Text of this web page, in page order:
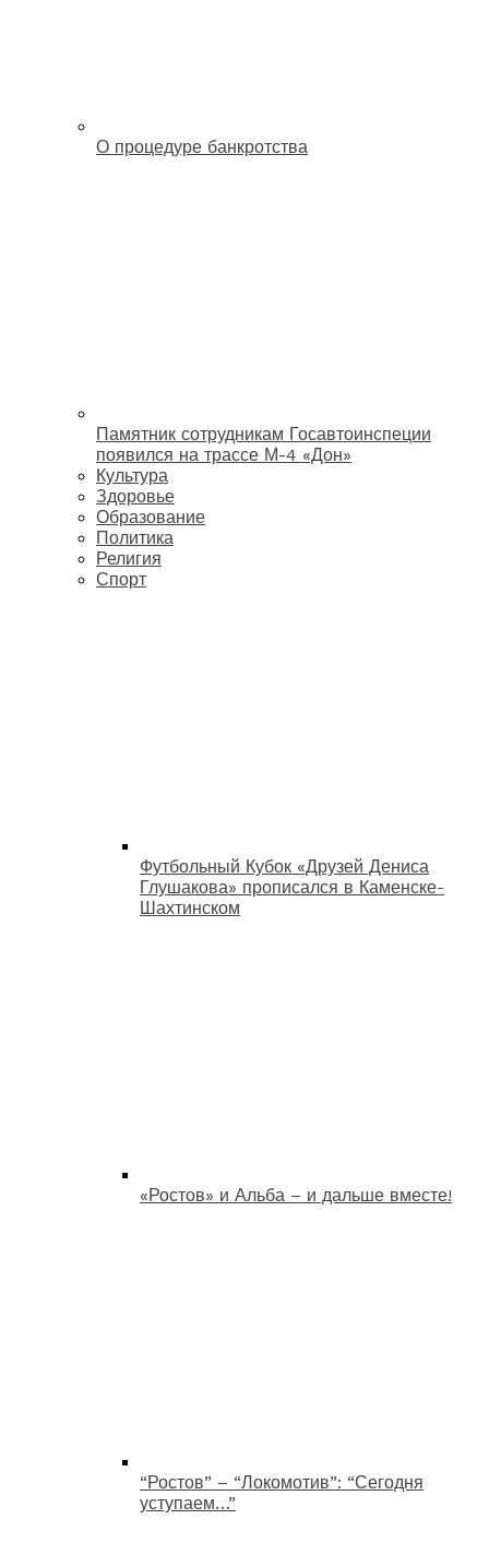
О процедуре банкротства
Памятник сотрудникам Госавтоинспеции
появился на трассе М-4 «Дон»
Культура
Здоровье
Образование
Политика
Религия
Спорт
Футбольный Кубок «Друзей Дениса
Глушакова» прописался в Каменске-
Шахтинском
«Ростов» и Альба – и дальше вместе!
“Ростов” – “Локомотив”: “Сегодня
уступаем…”